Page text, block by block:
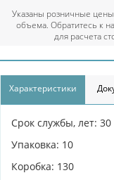
Указаны розничные
объема. Обратитесь к
для расчета
Характеристики
Срок службы, лет: 30
Упаковка: 10
Коробка: 130